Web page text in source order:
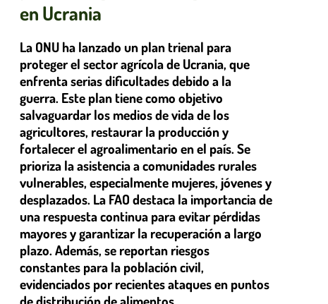
en Ucrania
La ONU ha lanzado un plan trienal para
proteger el sector agrícola de Ucrania, que
enfrenta serias dificultades debido a la
guerra. Este plan tiene como objetivo
salvaguardar los medios de vida de los
agricultores, restaurar la producción y
fortalecer el agroalimentario en el país. Se
prioriza la asistencia a comunidades rurales
vulnerables, especialmente mujeres, jóvenes y
desplazados. La FAO destaca la importancia de
una respuesta continua para evitar pérdidas
mayores y garantizar la recuperación a largo
plazo. Además, se reportan riesgos
constantes para la población civil,
evidenciados por recientes ataques en puntos